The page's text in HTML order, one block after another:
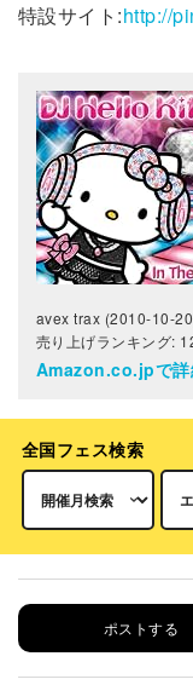
特設サイト:http://
avex trax (2010-10-
売り上げランキング:
Amazon.co.jpで詳
全国フェス検索
ポストする